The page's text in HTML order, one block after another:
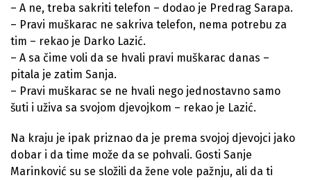
– A ne, treba sakriti telefon – dodao je Predrag Sarapa.
– Pravi muškarac ne sakriva telefon, nema potrebu za
tim – rekao je Darko Lazić.
– A sa čime voli da se hvali pravi muškarac danas –
pitala je zatim Sanja.
– Pravi muškarac se ne hvali nego jednostavno samo
šuti i uživa sa svojom djevojkom – rekao je Lazić.
Na kraju je ipak priznao da je prema svojoj djevojci jako
dobar i da time može da se pohvali. Gosti Sanje
Marinković su se složili da žene vole pažnju, ali da ti